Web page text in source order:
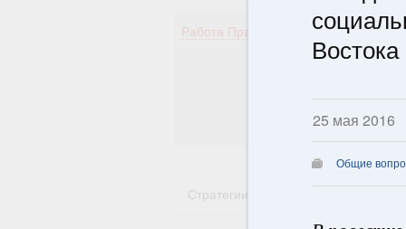
Востока
25 мая 2016
Общие
Работа Правительства
Стратегии